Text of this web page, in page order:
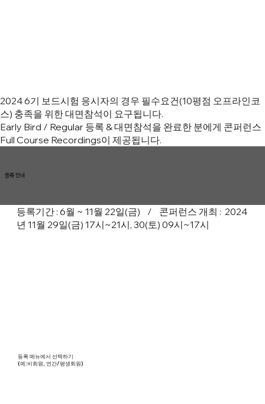
2024 6기 보드시험 응시자의 경우 필수요건(10평점 오프라인코
스) 충족을 위한 대면참석이 요구됩니다.
Early Bird / Regular 등록 & 대면참석을 완료한 분에게 콘퍼런스
Full Course Recordings이 제공됩니다.
등록 안내
등록기간 : 6월 ~ 11월 22일(금) / 콘퍼런스 개최 : 2024
년 11월 29일(금) 17시~21시, 30(토) 09시~17시
등록 메뉴에서 선택하기
(예:비회원, 연간/평생회원)